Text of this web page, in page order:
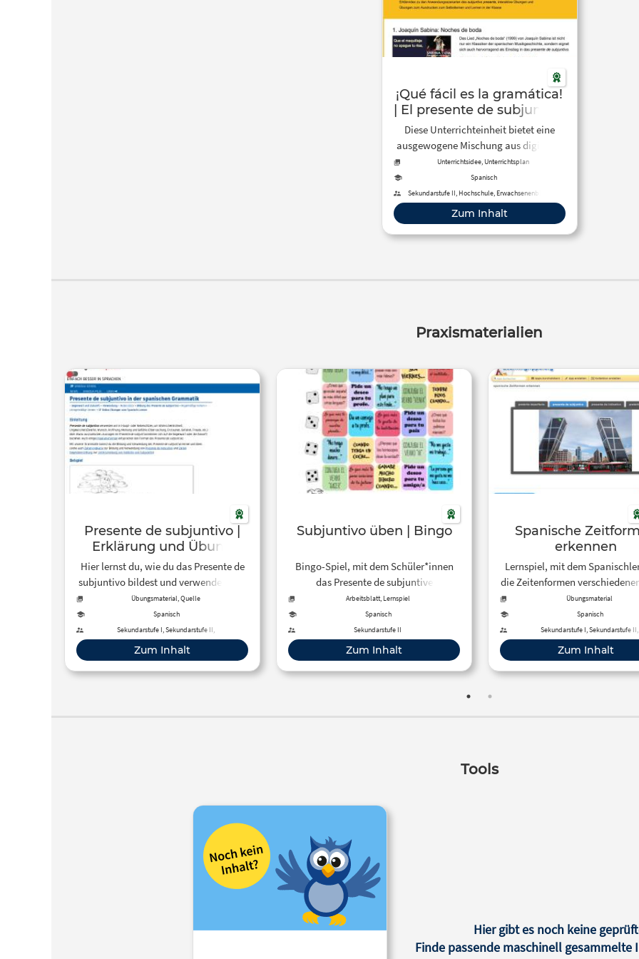
¡Qué fácil es la gramática!
| El presente de subjuntivo
Diese Unterrichteinheit bietet eine
ausgewogene Mischung aus digitalen
und analogen Aufgabenformaten zum
“subjuntivo de presente”.
Unterrichtsidee, Unterrichtsplan
Spanisch
Sekundarstufe II, Hochschule, Erwachsenenbildung
Zum Inhalt
Praxismaterialien
Presente de subjuntivo |
Erklärung und Übung
Hier lernst du, wie du das Presente de
subjuntivo bildest und verwendest. Im
Anschluss kannst du gemischte Online-
Übungen machen und deine Lösungen
gleich überprüfen.
Übungsmaterial, Quelle
Spanisch
Sekundarstufe I, Sekundarstufe II,
Erwachsenenbildung
Zum Inhalt
Subjuntivo üben | Bingo
Bingo-Spiel, mit dem Schüler*innen
das Presente de subjuntive
wiederholen und vertiefen können.
Arbeitsblatt, Lernspiel
Spanisch
Sekundarstufe II
Zum Inhalt
Spanische
erkennen
Lernspiel, mit dem
die Zeitenformen verschiedener
erkennen sollen.
Übungsmaterial
Spanisch
Sekundarstufe I, Sekundarstufe II,
Erwachsenenbildung
Zum Inhalt
Tools
Hier gibt es noch keine
Finde passende maschinell gesammelte